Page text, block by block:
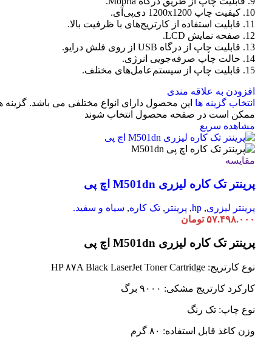
10. کیفیت چاپ 1200x1200 دی‌پی‌آی.
11. قابلیت استفاده از کارتریج‌های با ظرفیت بالا.
12. صفحه نمایش LCD.
13. قابلیت چاپ از درگاه USB از روی فلش درایو.
14. حالت چاپ صرفه‌جویی انرژی.
15. قابلیت چاپ از سیستم‌عامل‌های مختلف.
افزودن به علاقه مندی
انتخاب گزینه ها این محصول دارای انواع مختلفی می باشد. گزینه
ممکن است در صفحه محصول انتخاب شوند
مشاهده سریع
مقایسه
پرینتر تک کاره لیزری M501dn اچ پی
پرینتر لیزری,
hp
, پرینتر , تک کاره, سیاه و سفید.
۵۷.۴۹۸.۰۰۰ تومان
پرینتر تک کاره لیزری M501dn اچ پی
نوع کارتریج: HP ۸۷A Black LaserJet Toner Cartridge
کارکرد کارتریج مشکی: ۹۰۰۰ برگ
نوع چاپ: تک رنگ
وزن کاغذ قابل استفاده: ۸۰ گرم